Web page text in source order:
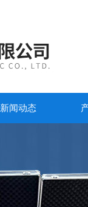
新闻动态